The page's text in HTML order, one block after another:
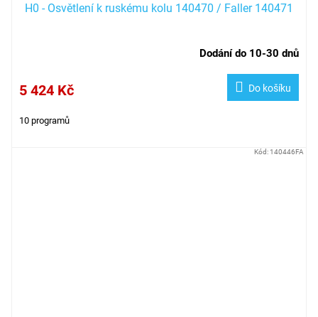
H0 - Osvětlení k ruskému kolu 140470 / Faller 140471
Dodání do 10-30 dnů
5 424 Kč Do košíku
10 programů
Kód: 140446FA